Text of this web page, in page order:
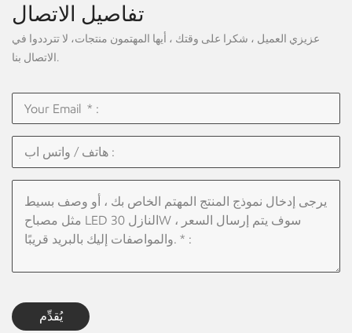
تفاصيل الاتصال
عزيزي العميل ، شكرا على وقتك ، أيها المهتمون منتجات، لا تترددوا في
الاتصال بنا.
يُقدِّم